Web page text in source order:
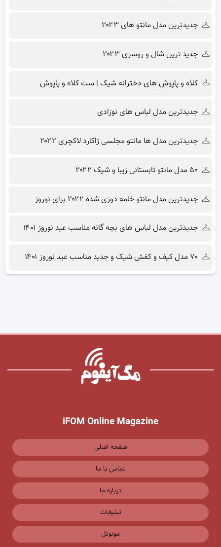
جدیدترین مدل مانتو های ۲۰۲۳
جدید ترین شال و روسری ۲۰۲۳
کلاه و پاپوش های دخترانه شیک | ست کلاه و پاپوش
جدیدترین مدل لباس های نوزادی
جدیدترین مدل ها مانتو مجلسی ژاکارد لاکچری ۲۰۲۲
۵۰ مدل مانتو تابستانی زیبا و شیک ۲۰۲۲
جدیدترین مدل مانتو خامه دوزی شده ۲۰۲۲ برای نوروز
جدیدترین مدل لباس های بچه گانه مناسب عید نوروز ۱۴۰۱
۷۰ مدل کیف و کفش شیک و جدید مناسب عید نوروز ۱۴۰۱
iFOM Online Magazine
صفحه اصلی
تماس با ما
درباره ما
تبلیغات
مونوتل